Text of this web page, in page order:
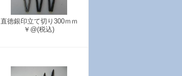
直徳銀印立て切り300ｍｍ
￥@(税込)